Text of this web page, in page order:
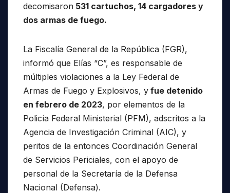
decomisaron 531 cartuchos, 14 cargadores y
dos armas de fuego.
La Fiscalía General de la República (FGR),
informó que Elías “C”, es responsable de
múltiples violaciones a la Ley Federal de
Armas de Fuego y Explosivos, y fue detenido
en febrero de 2023, por elementos de la
Policía Federal Ministerial (PFM), adscritos a la
Agencia de Investigación Criminal (AIC), y
peritos de la entonces Coordinación General
de Servicios Periciales, con el apoyo de
personal de la Secretaría de la Defensa
Nacional (Defensa).